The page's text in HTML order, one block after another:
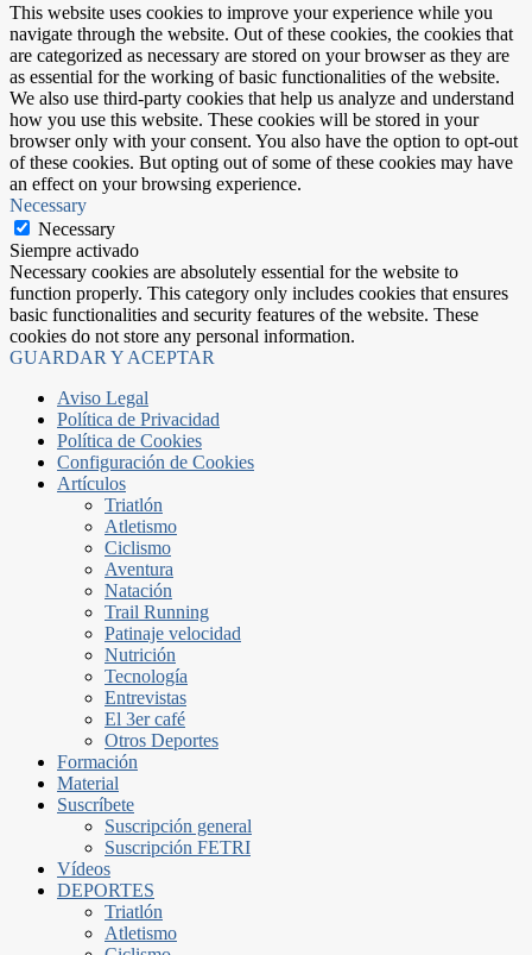
This website uses cookies to improve your experience while you
navigate through the website. Out of these cookies, the cookies that
are categorized as necessary are stored on your browser as they are
as essential for the working of basic functionalities of the website.
We also use third-party cookies that help us analyze and understand
how you use this website. These cookies will be stored in your
browser only with your consent. You also have the option to opt-out
of these cookies. But opting out of some of these cookies may have
an effect on your browsing experience.
Necessary
Necessary
Siempre activado
Necessary cookies are absolutely essential for the website to
function properly. This category only includes cookies that ensures
basic functionalities and security features of the website. These
cookies do not store any personal information.
GUARDAR Y ACEPTAR
Aviso Legal
Política de Privacidad
Política de Cookies
Configuración de Cookies
Artículos
Triatlón
Atletismo
Ciclismo
Aventura
Natación
Trail Running
Patinaje velocidad
Nutrición
Tecnología
Entrevistas
El 3er café
Otros Deportes
Formación
Material
Suscríbete
Suscripción general
Suscripción FETRI
Vídeos
DEPORTES
Triatlón
Atletismo